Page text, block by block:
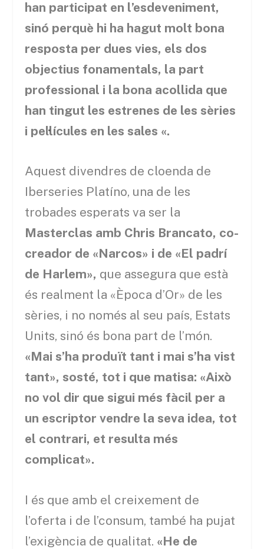
han participat en l’esdeveniment,
sinó perquè hi ha hagut molt bona
resposta per dues vies, els dos
objectius fonamentals, la part
professional i la bona acollida que
han tingut les estrenes de les sèries
i pel·lícules en les sales «.
Aquest divendres de cloenda de
Iberseries Platíno, una de les
trobades esperats va ser la
Masterclas amb Chris Brancato, co-
creador de «Narcos» i de «El padrí
de Harlem», que assegura que està
és realment la «Època d’Or» de les
sèries, i no només al seu país, Estats
Units, sinó és bona part de l’món.
«Mai s’ha produït tant i mai s’ha vist
tant», sosté, tot i que matisa: «Això
no vol dir que sigui més fàcil per a
un escriptor vendre la seva idea, tot
el contrari, et resulta més
complicat».
I és que amb el creixement de
l’oferta i de l’consum, també ha pujat
l’exigència de qualitat. «He de